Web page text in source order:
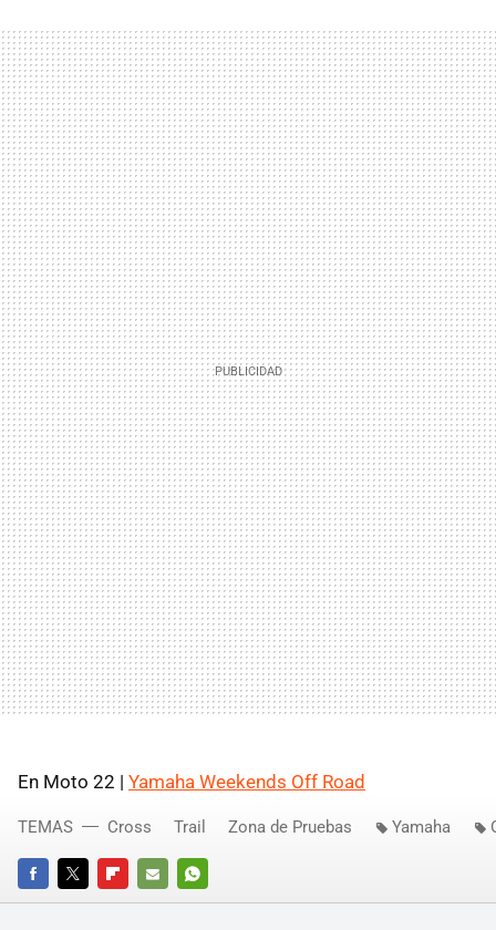
En Moto 22 | Yamaha Weekends Off Road
FACEBOOKTWITTERFLIPBOARD
E-
WHATSAPP
TEMAS Cross Trail Zona de Pruebas Yamaha